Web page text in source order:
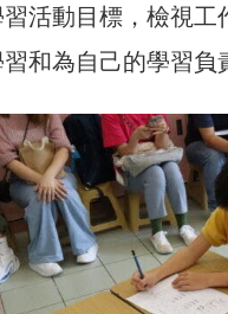
活動目標，檢視工
和為自己的學習負